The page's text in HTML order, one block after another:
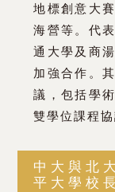
地標創意大
海營等。代
通大學及商
加強合作。
議，包括學
雙學位課程協
中大與北
平大學校